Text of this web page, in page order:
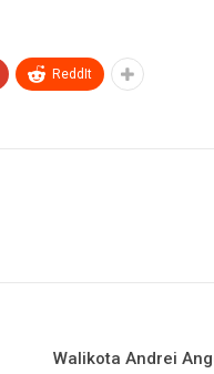
ReddIt
Walikota Andrei